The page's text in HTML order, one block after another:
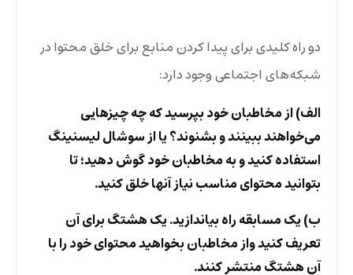
دو راه کلیدی برای پیدا کردن منابع برای خلق محتوا در
شبکه‌های اجتماعی وجود دارد:
الف) از مخاطبان خود بپرسید که چه چیزهایی
می‌خواهند ببینند و بشنوند؟ یا از سوشال لیسنینگ
استفاده کنید و به مخاطبان خود گوش دهید؛ تا
بتوانید محتوای مناسب نیاز آنها خلق کنید.
ب) یک مسابقه راه بیاندازید. یک هشتگ برای آن
تعریف کنید واز مخاطبان بخواهید محتوای خود را با
آن هشتگ منتشر کنند.